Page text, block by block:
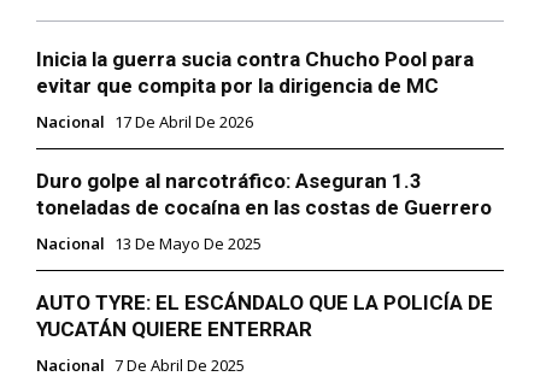
Inicia la guerra sucia contra Chucho Pool para
evitar que compita por la dirigencia de MC
Nacional 17 De Abril De 2026
Duro golpe al narcotráfico: Aseguran 1.3
toneladas de cocaína en las costas de Guerrero
Nacional 13 De Mayo De 2025
AUTO TYRE: EL ESCÁNDALO QUE LA POLICÍA DE
YUCATÁN QUIERE ENTERRAR
Nacional 7 De Abril De 2025